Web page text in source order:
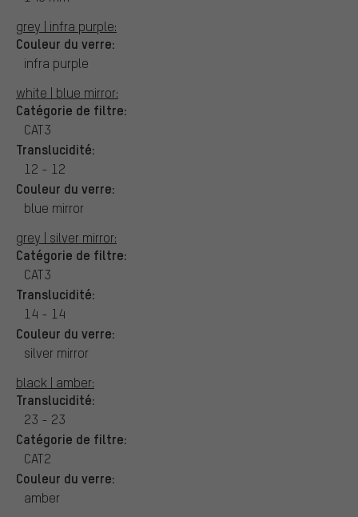
grey | infra purple:
Couleur du verre:
infra purple
white | blue mirror:
Catégorie de filtre:
CAT3
Translucidité:
12 - 12
Couleur du verre:
blue mirror
grey | silver mirror:
Catégorie de filtre:
CAT3
Translucidité:
14 - 14
Couleur du verre:
silver mirror
black | amber:
Translucidité:
23 - 23
Catégorie de filtre:
CAT2
Couleur du verre:
amber